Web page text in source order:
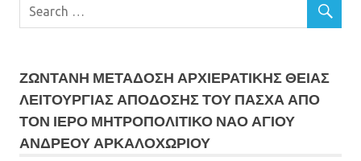
ΖΩΝΤΑΝΗ ΜΕΤΆΔΟΣΗ ΑΡΧΙΕΡΑΤΙΚΗΣ ΘΕΙΑΣ
ΛΕΙΤΟΥΡΓΙΑΣ ΑΠΟΔΟΣΗΣ ΤΟΥ ΠΑΣΧΑ ΑΠΟ
ΤΟΝ ΙΕΡΟ ΜΗΤΡΟΠΟΛΙΤΙΚΟ ΝΑΟ ΑΓΙΟΥ
ΑΝΔΡΕΟΥ ΑΡΚΑΛΟΧΩΡΙΟΥ